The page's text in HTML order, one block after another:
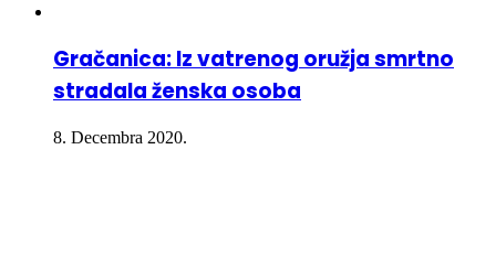
Gračanica: Iz vatrenog oružja smrtno
stradala ženska osoba
8. Decembra 2020.